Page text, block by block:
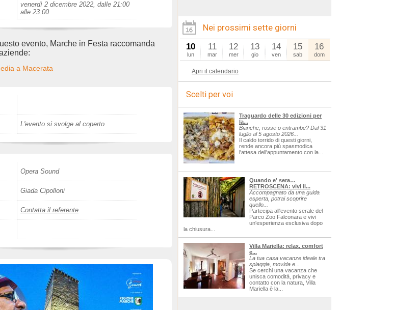
venerdì 2 dicembre 2022, dalle 21:00
alle 23:00
evento, Marche in Festa raccomanda
a Macerata
L'evento si svolge al coperto
Opera Sound
Giada Cipolloni
Contatta il referente
Nei prossimi sette giorni
10
lun
11
mar
12
mer
13
gio
14
ven
15
sab
16
dom
Apri il calendario
Scelti per voi
Traguardo delle 30 edizioni per
la...
Bianche, rosse o entrambe? Dal 31
luglio al 5 agosto 2026...
Il caldo torrido di questi giorni,
rende ancora più spasmodica
l'attesa dell'appuntamento con la...
Quando e' sera…
RETROSCENA: vivi il...
Accompagnato da una guida
esperta, potrai scoprire
quello...
Partecipa all'evento serale del
Parco Zoo Falconara e vivi
un'esperienza esclusiva dopo
la chiusura...
Villa Mariella: relax, comfort
e...
La tua casa vacanze ideale tra
spiaggia, movida e...
Se cerchi una vacanza che
unisca comodità, privacy e
contatto con la natura, Villa
Mariella è la...